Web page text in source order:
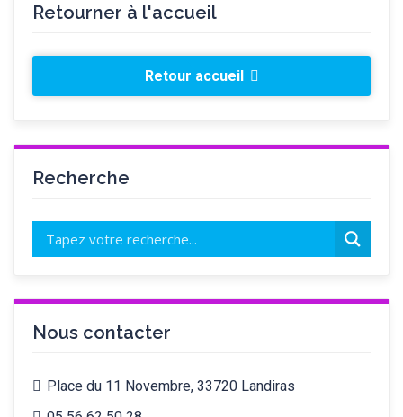
Retourner à l'accueil
Retour accueil
Recherche
Nous contacter
Place du 11 Novembre, 33720 Landiras